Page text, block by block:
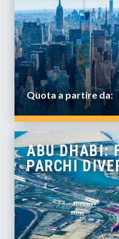
Quota a partire da:
ABU DHABI:
PARCHI